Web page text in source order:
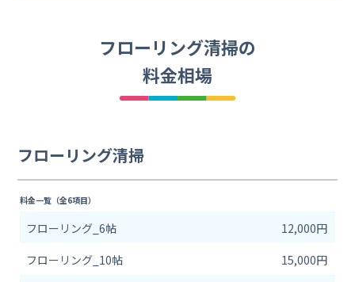
フローリング清掃の
料金相場
フローリング清掃
料金一覧（全6項目）
フローリング_6帖
12,000円
フローリング_10帖
15,000円